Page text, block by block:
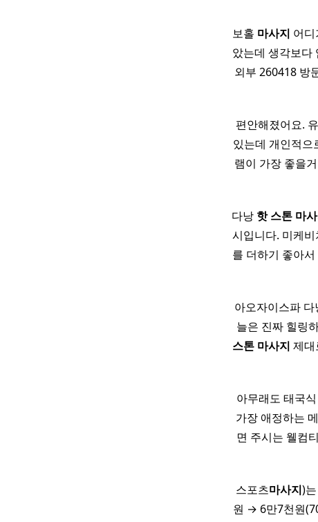
보홀 마사지 어
았는데 생각보다
외부 260418 방
편안해졌어요.
있는데 개인적으
램이 가장 좋을
다낭 핫 스톤 마
시입니다. 미케
를 더하기 좋아
아오자이스파 다
늘은 진짜 힐링
스톤 마사지 제대
아무래도 태국
가장 애정하는
면 주시는 웰컴
스포츠마사지)
원 → 6만7천원